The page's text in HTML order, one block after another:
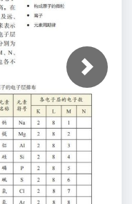
下一张